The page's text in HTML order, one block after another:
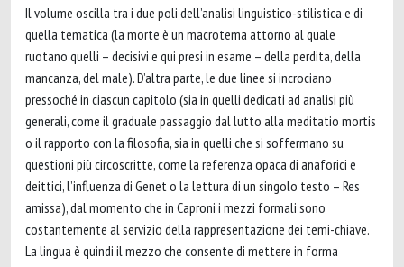
Il volume oscilla tra i due poli dell’analisi linguistico-stilistica e di
quella tematica (la morte è un macrotema attorno al quale
ruotano quelli – decisivi e qui presi in esame – della perdita, della
mancanza, del male). D’altra parte, le due linee si incrociano
pressoché in ciascun capitolo (sia in quelli dedicati ad analisi più
generali, come il graduale passaggio dal lutto alla meditatio mortis
o il rapporto con la filosofia, sia in quelli che si soffermano su
questioni più circoscritte, come la referenza opaca di anaforici e
deittici, l’influenza di Genet o la lettura di un singolo testo – Res
amissa), dal momento che in Caproni i mezzi formali sono
costantemente al servizio della rappresentazione dei temi-chiave.
La lingua è quindi il mezzo che consente di mettere in forma